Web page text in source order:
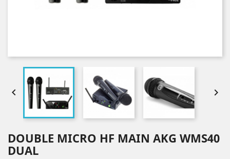
 
DOUBLE MICRO HF MAIN AKG WMS40
DUAL